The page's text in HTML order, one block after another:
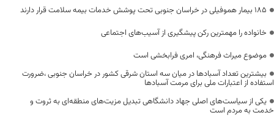
۱۸۵ بیمار هموفیلی در خراسان جنوبی تحت پوشش خدمات بیمه سلامت قرار دارند
خانواده را مهمترین رکن پیشگیری از آسیب‌های اجتماعی
موضوع میراث فرهنگی، امری فرابخشی است
بیشترین تعداد آسبادها در میان سه استان شرقی کشور در خراسان جنوبی ،ضرورت
استفاده از اعتبارات ملی برای مرمت آسبادها
یکی از سیاست‌های اصلی جهاد دانشگاهی تبدیل مزیت‌های منطقه‌ای به ثروت و
خدمت به مردم است